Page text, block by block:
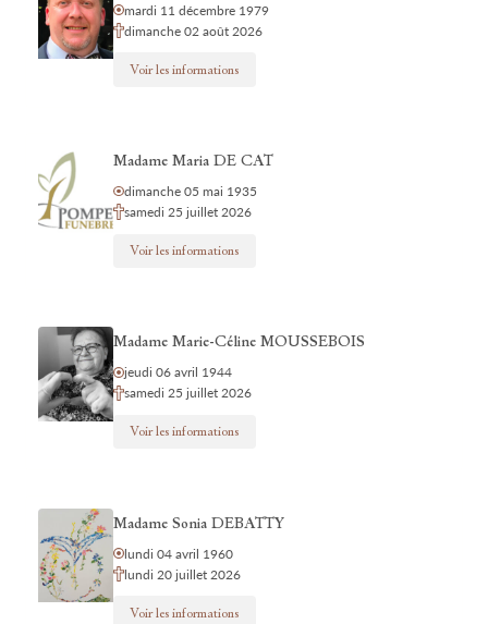
mardi 11 décembre 1979
dimanche 02 août 2026
Voir les informations
Madame Maria DE CAT
dimanche 05 mai 1935
samedi 25 juillet 2026
Voir les informations
Madame Marie-Céline MOUSSEBOIS
jeudi 06 avril 1944
samedi 25 juillet 2026
Voir les informations
Madame Sonia DEBATTY
lundi 04 avril 1960
lundi 20 juillet 2026
Voir les informations